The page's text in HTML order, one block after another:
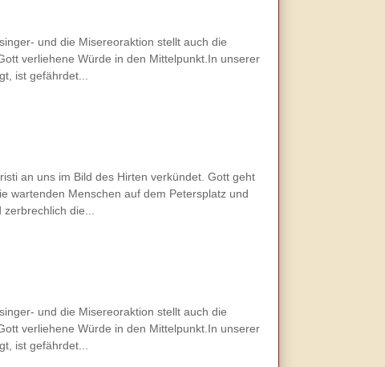
und die Misereoraktion stellt auch die
verliehene Würde in den Mittelpunkt.In unserer
ist gefährdet...
an uns im Bild des Hirten verkündet. Gott geht
wartenden Menschen auf dem Petersplatz und
die...
und die Misereoraktion stellt auch die
verliehene Würde in den Mittelpunkt.In unserer
ist gefährdet...